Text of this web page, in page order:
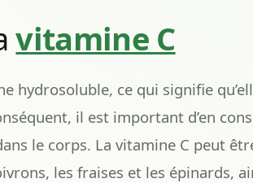
vitamine C
hydrosoluble, ce qui signifie
il est important d’en
le corps. La vitamine C peut
les fraises et les épinards,